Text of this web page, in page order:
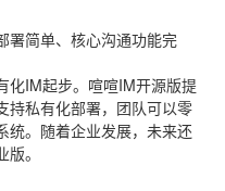
署简单、核心沟通功能完
化IM起步。喧喧IM开源版提
持私有化部署，团队可以零
统。随着企业发展，未来还
。